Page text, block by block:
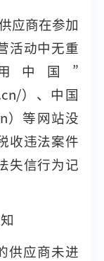
应商在参加
活动中无重
中国”
）、中国
）等网站没
收违法案件
失信行为记
供应商未进